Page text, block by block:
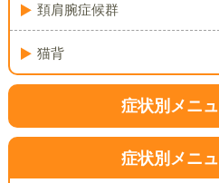
頚肩腕症候群
猫背
症状別メニュ
症状別メニュ